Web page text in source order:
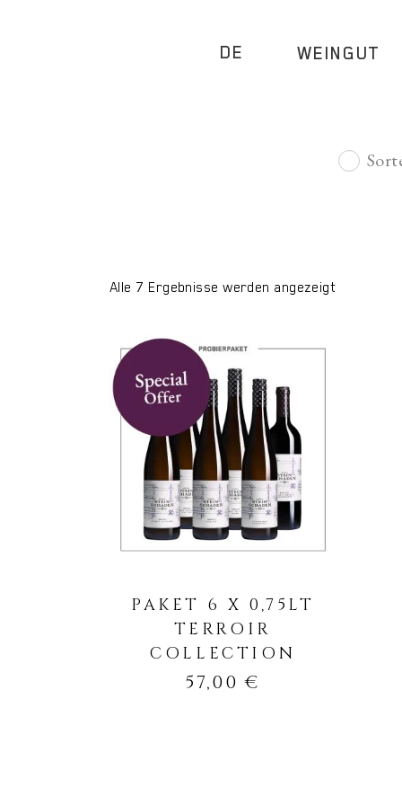
DE WEINGUT
Alle 7 Ergebnisse werden angezeigt
IN DEN WARENKORB
PAKET 6 X 0,75LT
TERROIR
COLLECTION
57,00€